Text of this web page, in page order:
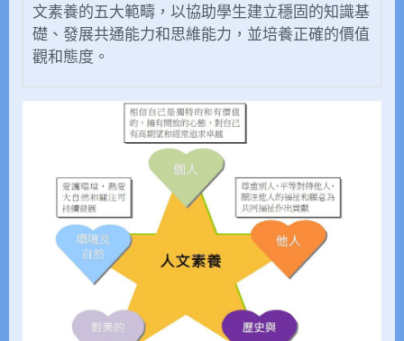
文素養的五大範疇，以協助學生建立穩固的知識基
礎、發展共通能力和思維能力，並培養正確的價值
觀和態度。